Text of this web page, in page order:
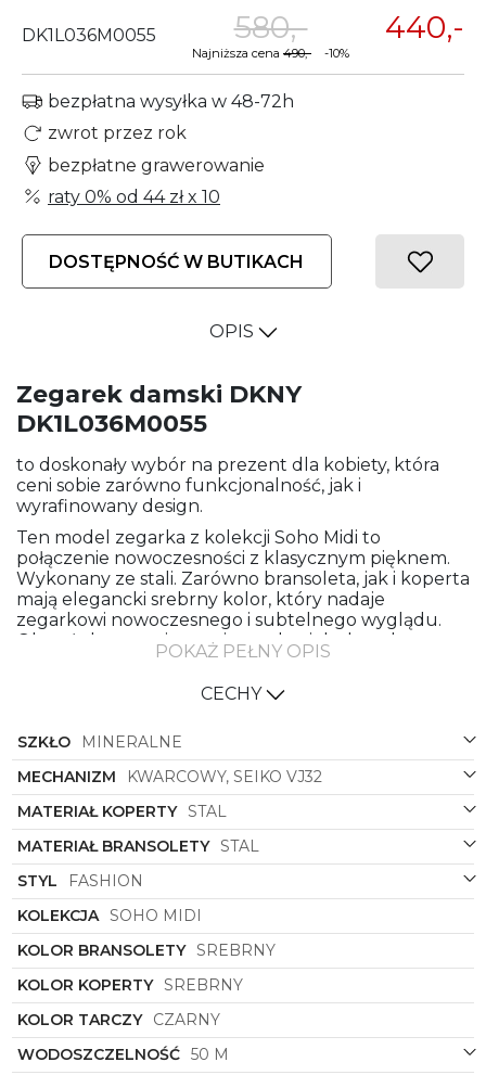
DK1L036M0055 440,-
580,-
Najniższa cena 490,- -10%
bezpłatna wysyłka w 48-72h
zwrot przez rok
bezpłatne grawerowanie
raty 0% od 44 złx 10
DOSTĘPNOŚĆ W BUTIKACH
OPIS
Zegarek damski DKNY
DK1L036M0055
to doskonały wybór na prezent dla kobiety, która
ceni sobie zarówno funkcjonalność, jak i
wyrafinowany design.
Ten model zegarka z kolekcji Soho Midi to
połączenie nowoczesności z klasycznym pięknem.
Wykonany ze stali. Zarówno bransoleta, jak i koperta
mają elegancki srebrny kolor, który nadaje
zegarkowi nowoczesnego i subtelnego wyglądu.
Okrągła koperta jest uniwersalna i doskonale
komponuje się z każdym stylem ubioru.
Czarna tarcza zegarka stanowi doskonały kontrast
nutę tajemniczości i elegancji. To połączenie
kolorów sprawia, że zegarek doskonale pasuje
zarówno do codziennych, jak i wieczorowych
stylizacji.
Jeśli szukasz zegarka, który będzie nie tylko
praktyczny, ale stanie się także stylową ozdobą,
model DKNYDK1L036M0055spełni Twoje
oczekiwania.
POKAŻ PEŁNY OPIS
CECHY
SZKŁO
MINERALNE
MECHANIZM
KWARCOWY, SEIKO VJ32
MATERIAŁ KOPERTY STAL
MATERIAŁ BRANSOLETY STAL
STYL
FASHION
KOLEKCJA SOHO MIDI
KOLOR BRANSOLETY SREBRNY
KOLOR KOPERTY SREBRNY
KOLOR TARCZY CZARNY
WODOSZCZELNOŚĆ 50 M